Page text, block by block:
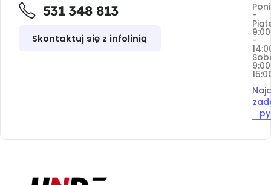
531 348 813
Skontaktuj się z infolinią
-
9:00
-